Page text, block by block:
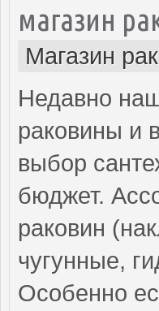
магазин
Магазин
Недавно
раковины и
выбор
бюджет.
раковин
чугунные,
Особенно